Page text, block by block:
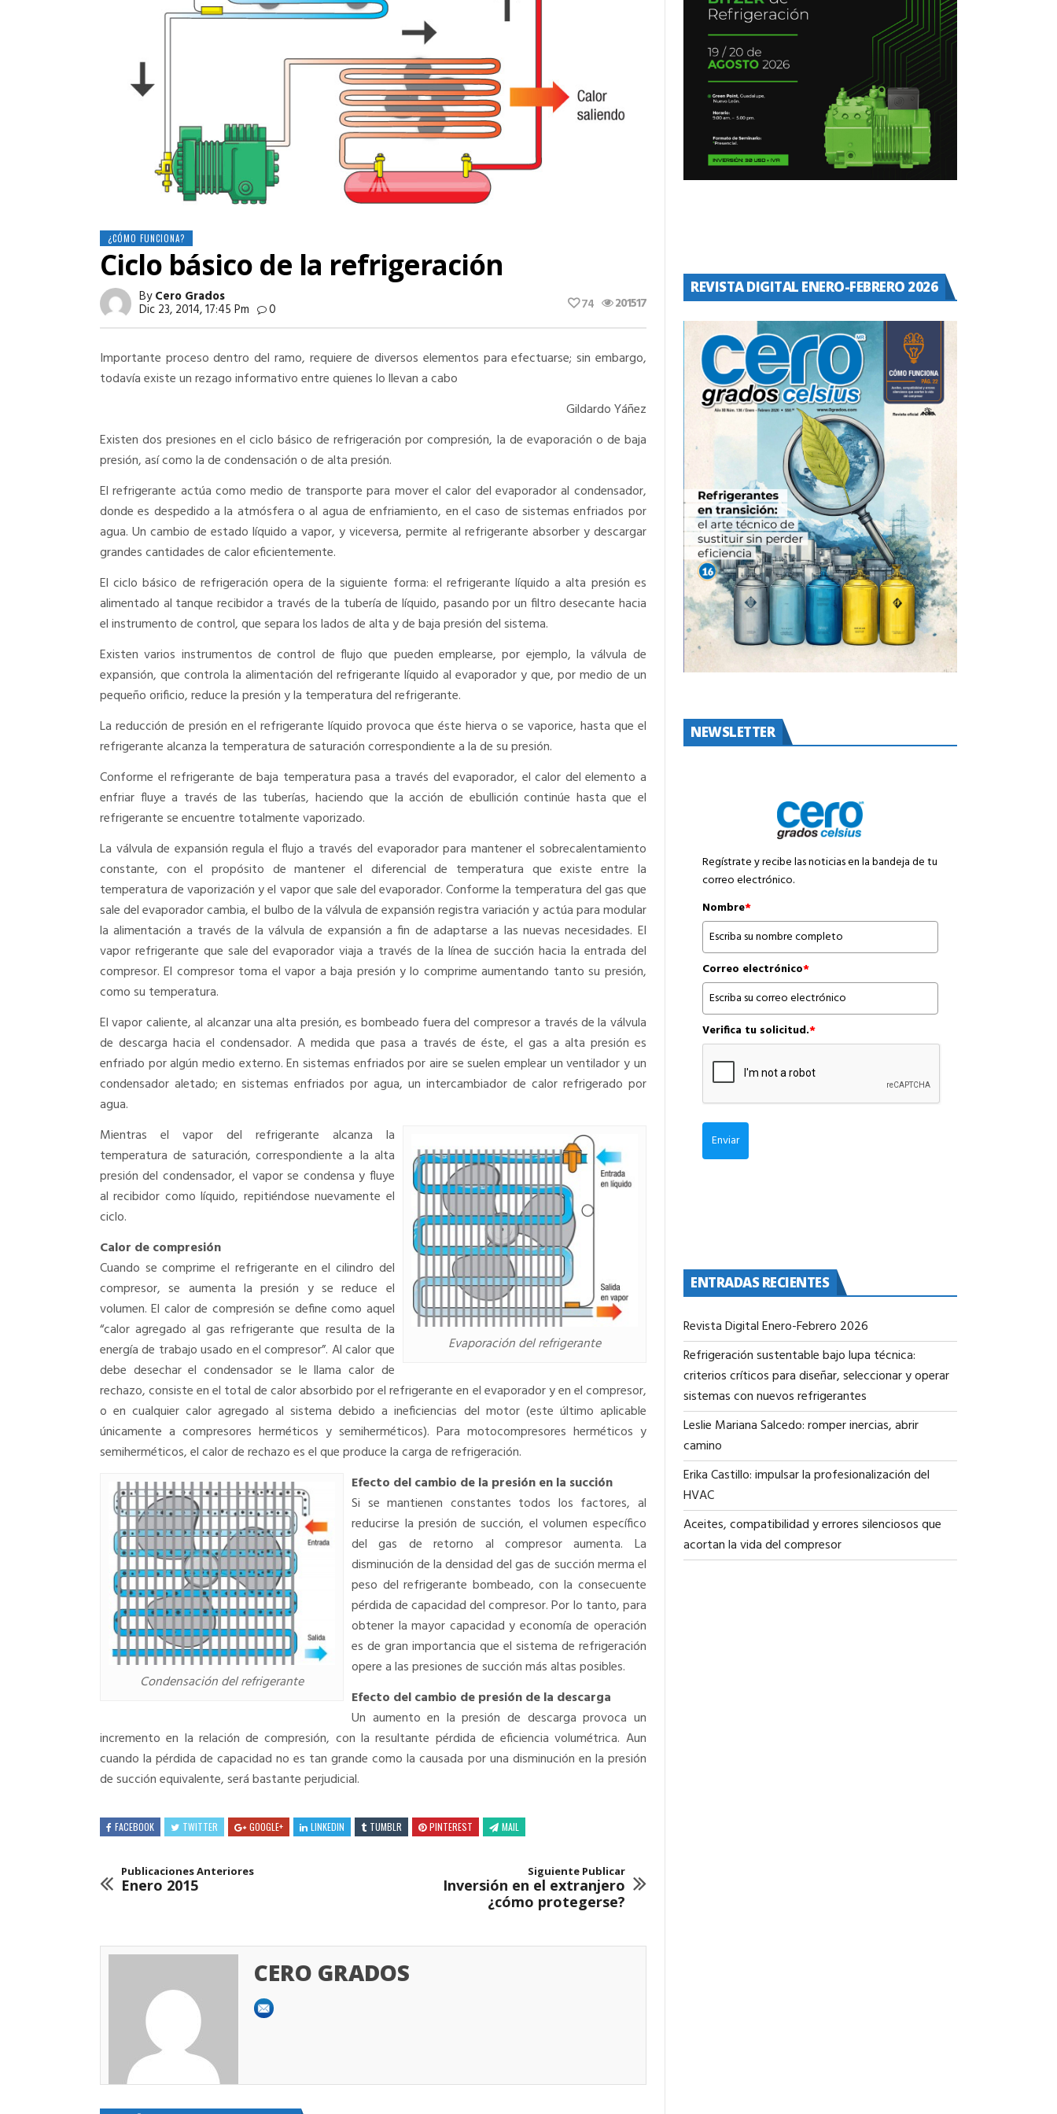
¿CÓMO FUNCIONA?
Ciclo básico de la refrigeración
ByCero Grados
Dic 23, 2014, 17:45 Pm 0 201517
74
Importante proceso dentro del ramo, requiere de diversos elementos para efectuarse; sin embargo,
todavía existe un rezago informativo entre quienes lo llevan a cabo
Gildardo Yáñez
Existen dos presiones en el ciclo básico de refrigeración por compresión, la de evaporación o de baja
presión, así como la de condensación o de alta presión.
El refrigerante actúa como medio de transporte para mover el calor del evaporador al condensador,
donde es despedido a la atmósfera o al agua de enfriamiento, en el caso de sistemas enfriados por
agua. Un cambio de estado líquido a vapor, y viceversa, permite al refrigerante absorber y descargar
grandes cantidades de calor eficientemente.
El ciclo básico de refrigeración opera de la siguiente forma: el refrigerante líquido a alta presión es
alimentado al tanque recibidor a través de la tubería de líquido, pasando por un filtro desecante hacia
el instrumento de control, que separa los lados de alta y de baja presión del sistema.
Existen varios instrumentos de control de flujo que pueden emplearse, por ejemplo, la válvula de
expansión, que controla la alimentación del refrigerante líquido al evaporador y que, por medio de un
pequeño orificio, reduce la presión y la temperatura del refrigerante.
La reducción de presión en el refrigerante líquido provoca que éste hierva o se vaporice, hasta que el
refrigerante alcanza la temperatura de saturación correspondiente a la de su presión.
Conforme el refrigerante de baja temperatura pasa a través del evaporador, el calor del elemento a
enfriar fluye a través de las tuberías, haciendo que la acción de ebullición continúe hasta que el
refrigerante se encuentre totalmente vaporizado.
La válvula de expansión regula el flujo a través del evaporador para mantener el sobrecalentamiento
constante, con el propósito de mantener el diferencial de temperatura que existe entre la
temperatura de vaporización y el vapor que sale del evaporador. Conforme la temperatura del gas que
sale del evaporador cambia, el bulbo de la válvula de expansión registra variación y actúa para modular
la alimentación a través de la válvula de expansión a fin de adaptarse a las nuevas necesidades. El
vapor refrigerante que sale del evaporador viaja a través de la línea de succión hacia la entrada del
compresor. El compresor toma el vapor a baja presión y lo comprime aumentando tanto su presión,
como su temperatura.
El vapor caliente, al alcanzar una alta presión, es bombeado fuera del compresor a través de la válvula
de descarga hacia el condensador. A medida que pasa a través de éste, el gas a alta presión es
enfriado por algún medio externo. En sistemas enfriados por aire se suelen emplear un ventilador y un
condensador aletado; en sistemas enfriados por agua, un intercambiador de calor refrigerado por
agua.
Evaporación del refrigerante
Mientras el vapor del refrigerante alcanza la
temperatura de saturación, correspondiente a la alta
presión del condensador, el vapor se condensa y fluye
al recibidor como líquido, repitiéndose nuevamente el
ciclo.
Calor de compresión
Cuando se comprime el refrigerante en el cilindro del
compresor, se aumenta la presión y se reduce el
volumen. El calor de compresión se define como aquel
“calor agregado al gas refrigerante que resulta de la
energía de trabajo usado en el compresor”. Al calor que
debe desechar el condensador se le llama calor de
rechazo, consiste en el total de calor absorbido por el refrigerante en el evaporador y en el compresor,
o en cualquier calor agregado al sistema debido a ineficiencias del motor (este último aplicable
únicamente a compresores herméticos y semiherméticos). Para motocompresores herméticos y
semiherméticos, el calor de rechazo es el que produce la carga de refrigeración.
Condensación del refrigerante
Efecto del cambio de la presión en la succión
Si se mantienen constantes todos los factores, al
reducirse la presión de succión, el volumen específico
del gas de retorno al compresor aumenta. La
disminución de la densidad del gas de succión merma el
peso del refrigerante bombeado, con la consecuente
pérdida de capacidad del compresor. Por lo tanto, para
obtener la mayor capacidad y economía de operación
es de gran importancia que el sistema de refrigeración
opere a las presiones de succión más altas posibles.
Efecto del cambio de presión de la descarga
Un aumento en la presión de descarga provoca un
incremento en la relación de compresión, con la resultante pérdida de eficiencia volumétrica. Aun
cuando la pérdida de capacidad no es tan grande como la causada por una disminución en la presión
de succión equivalente, será bastante perjudicial.
FACEBOOK TWITTER GOOGLE+ LINKEDIN TUMBLR PINTEREST MAIL
Publicaciones Anteriores
Enero 2015
Siguiente Publicar
Inversión en el extranjero
¿cómo protegerse?
CERO GRADOS
REVISTA DIGITAL ENERO-FEBRERO 2026
NEWSLETTER
Regístrate y recibe las noticias en la bandeja de tu
correo electrónico.
Nombre*
Correo electrónico*
Verifica tu solicitud.*
Enviar
ENTRADAS RECIENTES
Revista Digital Enero-Febrero 2026
Refrigeración sustentable bajo lupa técnica:
criterios críticos para diseñar, seleccionar y operar
sistemas con nuevos refrigerantes
Leslie Mariana Salcedo: romper inercias, abrir
camino
Erika Castillo: impulsar la profesionalización del
HVAC
Aceites, compatibilidad y errores silenciosos que
acortan la vida del compresor